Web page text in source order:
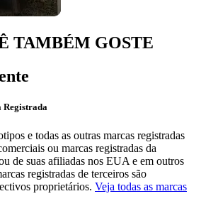
TAMBÉM GOSTE
Registrada
e todas as outras marcas registradas
ou marcas registradas da
de suas afiliadas nos EUA e em outros
registradas de terceiros são
proprietários. Veja todas as marcas